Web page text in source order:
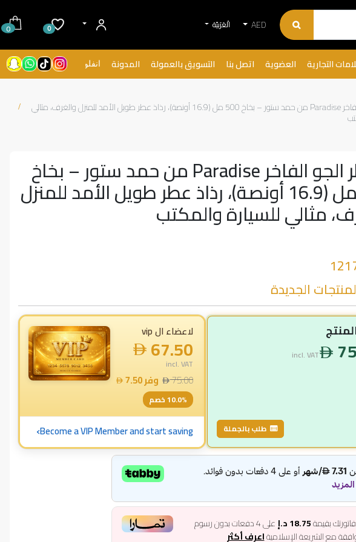
AED الْعَرَبيّة 0
0
التجارية العضوية اتصل بنا التسويق بالعمولة المدونة انفلونسرز
معطّر الجو الفاخر Paradise من حمد ستور – بخاخ 500 مل (16.9 أونصة)، رذاذ عطر طويل الأمد للمنزل والغرف، مثالي
معطّر الجو الفاخر Paradise من حمد ستور – بخاخ
500 مل (16.9 أونصة)، رذاذ عطر طويل الأمد للمنزل
مثالي للسيارة والمكتب
الجديدة
incl. VAT
طلب بالجملة
لاعضاء ال vip
67.50
incl. VAT
75.00 وفر7.50
10.0% خصم
Become a VIP Member and start saving
›
بقيمة18.75 د.إ على4دفعات بدون رسوم
مع الشريعة الإسلاميةاعرف أكثر